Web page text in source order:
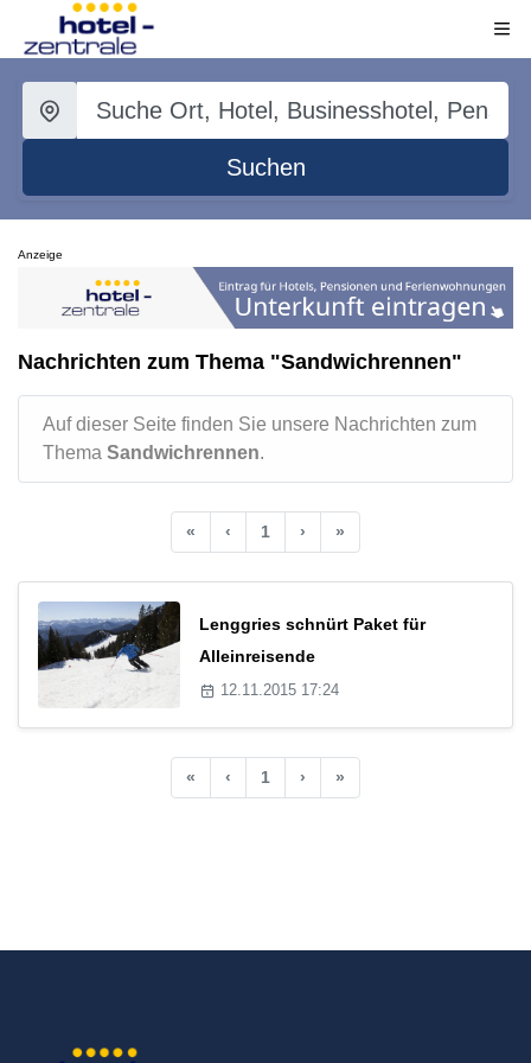
Suchen
Anzeige
Nachrichten zum Thema "Sandwichrennen"
Auf dieser Seite finden Sie unsere Nachrichten zum
Thema Sandwichrennen.
« ‹ 1 › »
Lenggries schnürt Paket für
Alleinreisende
12.11.2015 17:24
« ‹ 1 › »